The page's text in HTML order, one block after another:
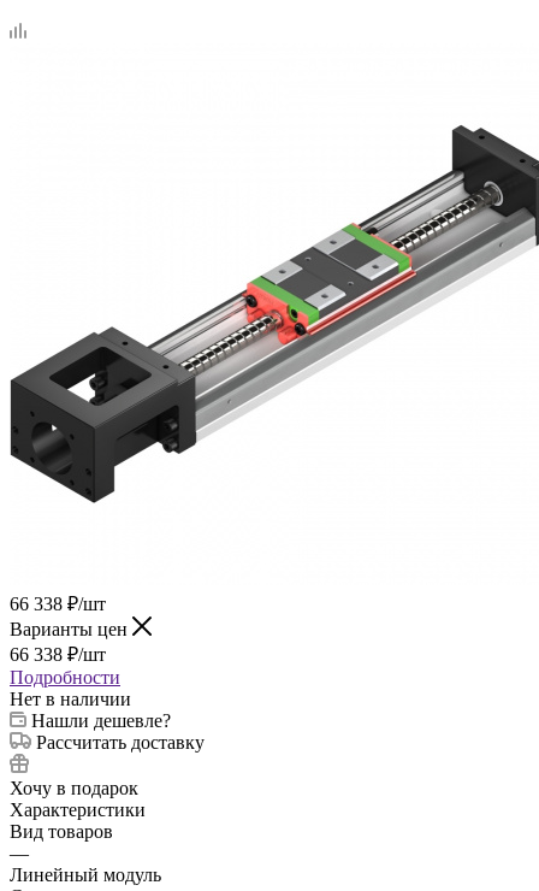
66 338 ₽/шт
Варианты цен
66 338 ₽/шт
Подробности
Нет в наличии
Нашли дешевле?
Рассчитать доставку
Хочу в подарок
Характеристики
Вид товаров
—
Линейный модуль